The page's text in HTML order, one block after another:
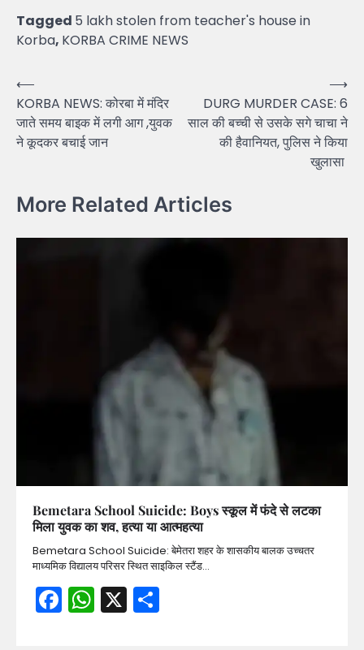
Tagged 5 lakh stolen from teacher's house in
Korba, KORBA CRIME NEWS
Post
navigation
⟵
KORBA NEWS: कोरबा में मंदिर
जाते समय बाइक में लगी आग ,युवक
ने कूदकर बचाई जान
DURG MURDER CASE: 6
साल की बच्ची से उसके सगे चाचा ने
की हैवानियत, पुलिस ने किया
खुलासा
⟶
More Related Articles
Bemetara School Suicide: Boys स्कूल में फंदे से लटका
मिला युवक का शव, हत्या या आत्महत्या
Bemetara School Suicide: बेमेतरा शहर के शासकीय बालक उच्चतर
माध्यमिक विद्यालय परिसर स्थित साइकिल स्टैंड…
Facebook
WhatsApp
X